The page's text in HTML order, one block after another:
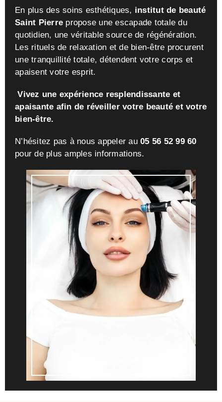
En plus des soins esthétiques, institut de beauté
Saint Pierre propose une escapade totale du
quotidien, une véritable source de régénération.
Les rituels de relaxation et de bien-être procurent
une tranquillité totale, détendent votre corps et
apaisent votre esprit.
Vivez une expérience resplendissante et
apaisante afin de réveiller votre beauté et votre
bien-être.
N’hésitez pas à nous appeler au05 56 52 99 60
pour de plus amples informations.